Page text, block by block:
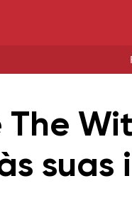
suas